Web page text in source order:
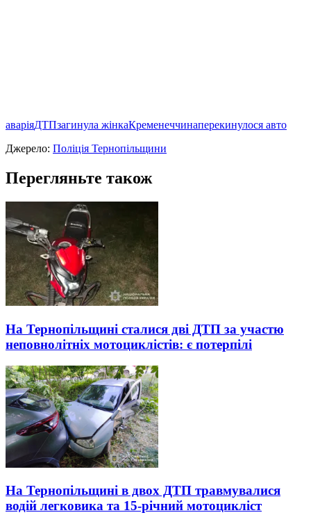
аваріяДТПзагинула жінкаКременеччинаперекинулося авто
Джерело: Поліція Тернопільщини
Перегляньте також
На Тернопільщині сталися дві ДТП за участю
неповнолітніх мотоциклістів: є потерпілі
На Тернопільщині в двох ДТП травмувалися
водій легковика та 15-річний мотоцикліст